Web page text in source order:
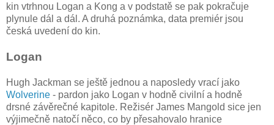
kin vtrhnou Logan a Kong a v podstatě se pak pokračuje
plynule dál a dál. A druhá poznámka, data premiér jsou
česká uvedení do kin.
Logan
Hugh Jackman se ještě jednou a naposledy vrací jako
Wolverine - pardon jako Logan v hodně civilní a hodně
drsné závěrečné kapitole. Režisér James Mangold sice jen
výjimečně natočí něco, co by přesahovalo hranice